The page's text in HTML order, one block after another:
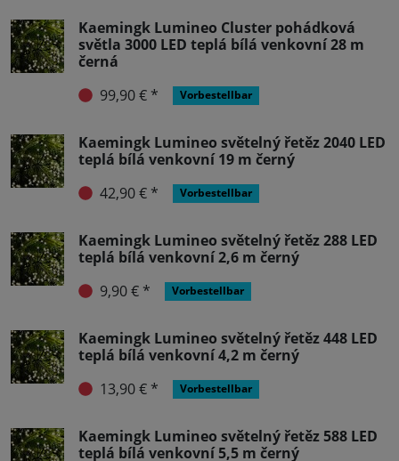
Kaemingk Lumineo Cluster pohádková
světla 3000 LED teplá bílá venkovní 28 m
černá
99,90 € *
Vorbestellbar
Kaemingk Lumineo světelný řetěz 2040 LED
teplá bílá venkovní 19 m černý
42,90 € *
Vorbestellbar
Kaemingk Lumineo světelný řetěz 288 LED
teplá bílá venkovní 2,6 m černý
9,90 € *
Vorbestellbar
Kaemingk Lumineo světelný řetěz 448 LED
teplá bílá venkovní 4,2 m černý
13,90 € *
Vorbestellbar
Kaemingk Lumineo světelný řetěz 588 LED
teplá bílá venkovní 5,5 m černý